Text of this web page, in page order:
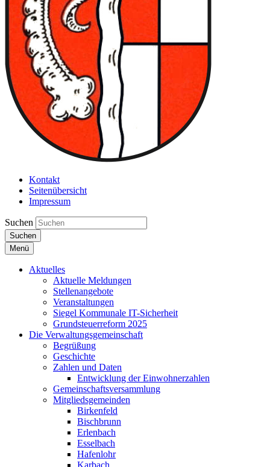
Kontakt
Seitenübersicht
Impressum
Suchen
Suchen
Menü
Aktuelles
Aktuelle Meldungen
Stellenangebote
Veranstaltungen
Siegel Kommunale IT-Sicherheit
Grundsteuerreform 2025
Die Verwaltungsgemeinschaft
Begrüßung
Geschichte
Zahlen und Daten
Entwicklung der Einwohnerzahlen
Gemeinschaftsversammlung
Mitgliedsgemeinden
Birkenfeld
Bischbrunn
Erlenbach
Esselbach
Hafenlohr
Karbach